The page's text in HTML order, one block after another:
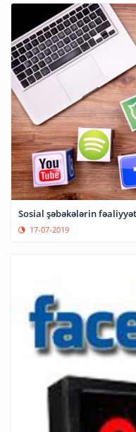
Sosial şəbəkələrin
17-07-2019